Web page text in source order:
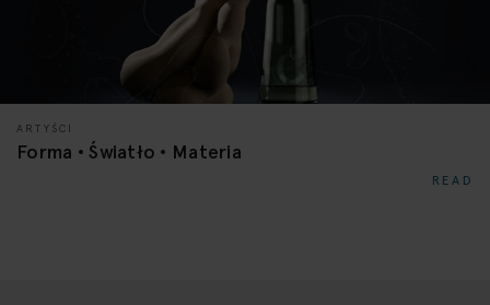
ARTYŚCI
Forma • Światło • Materia
READ